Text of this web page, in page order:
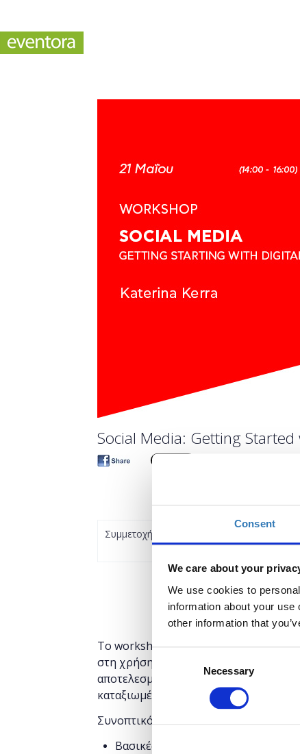
Consent
We care about your
We use cookies to
information about your
other information that
Selection
Necessary
Social Media: Getting
Συμμετοχή
Το workshop έχει στόχο να δώσει
στη χρήση σημαντικών μέσων
αποτελεσματικότητας του Digital
καταξιωμένα brands.
Συνοπτικό πρόγραμμα:
Βασικές Έννοιες Digital Marketing